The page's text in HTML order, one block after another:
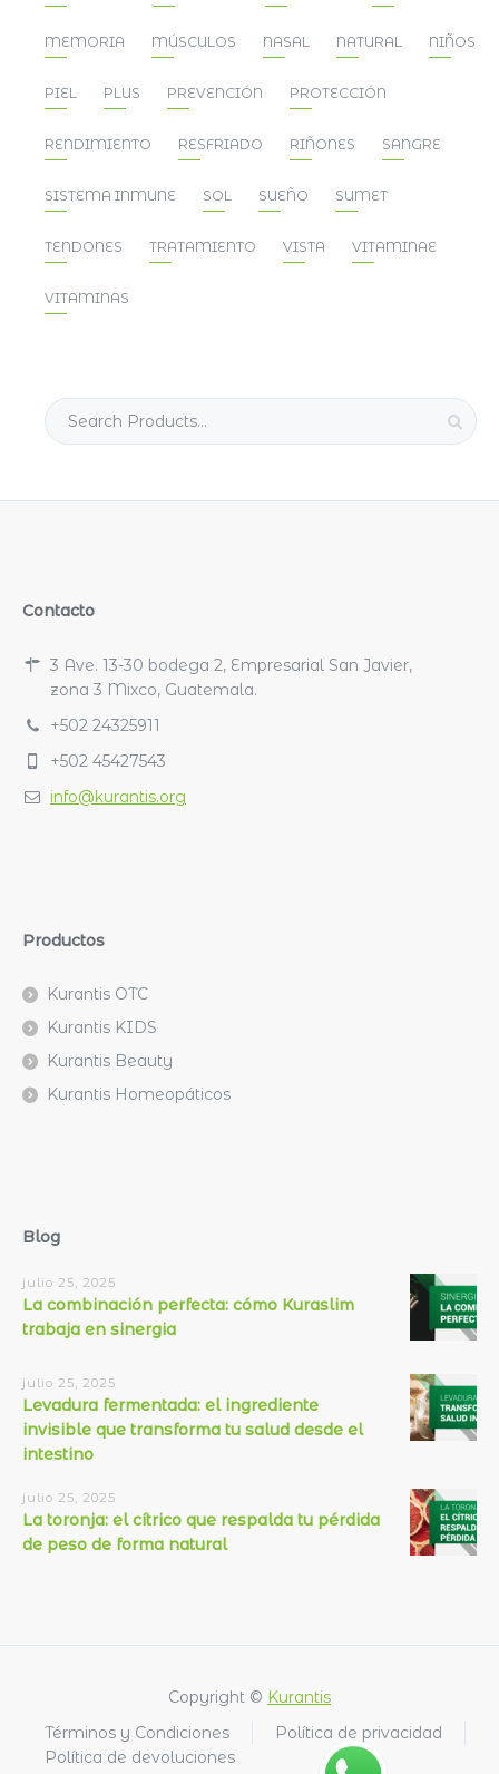
MEMORIA MÚSCULOS NASAL NATURAL NIÑOS
PIEL PLUS PREVENCIÓN PROTECCIÓN
RENDIMIENTO RESFRIADO RIÑONES SANGRE
SISTEMA INMUNE SOL SUEÑO SUMET
TENDONES TRATAMIENTO VISTA VITAMINAE
VITAMINAS
Search
for:
Contacto
3 Ave. 13-30 bodega 2, Empresarial San Javier,
zona 3 Mixco, Guatemala.
+502 24325911
+502 45427543
info@kurantis.org
Productos
Kurantis OTC
Kurantis KIDS
Kurantis Beauty
Kurantis Homeopáticos
Blog
julio 25, 2025
La combinación perfecta: cómo Kuraslim
trabaja en sinergia
julio 25, 2025
Levadura fermentada: el ingrediente
invisible que transforma tu salud desde el
intestino
julio 25, 2025
La toronja: el cítrico que respalda tu pérdida
de peso de forma natural
Copyright © Kurantis
Términos y Condiciones
Política de privacidad
Política de devoluciones